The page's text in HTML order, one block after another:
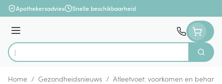
Ga naar de inhoud
Apothekersadvies Snelle beschikbaarheid
Menu
Product, merk, categorie...
Zoek
Home / Gezondheidsnieuws / Atleetvoet: voorkomen en